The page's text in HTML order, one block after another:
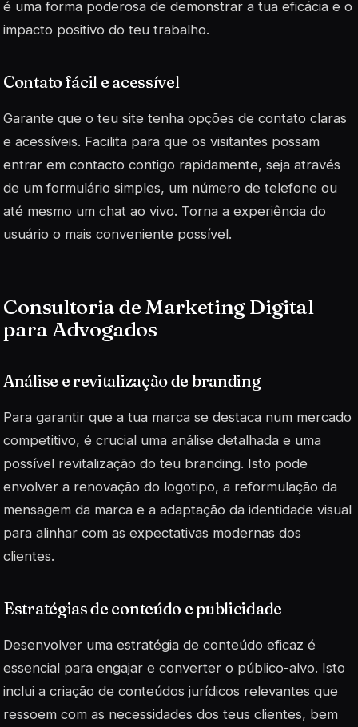
é uma forma poderosa de demonstrar a tua eficácia e o
impacto positivo do teu trabalho.
Contato fácil e acessível
Garante que o teu site tenha opções de contato claras
e acessíveis. Facilita para que os visitantes possam
entrar em contacto contigo rapidamente, seja através
de um formulário simples, um número de telefone ou
até mesmo um chat ao vivo. Torna a experiência do
usuário o mais conveniente possível.
Consultoria de Marketing Digital
para Advogados
Análise e revitalização de branding
Para garantir que a tua marca se destaca num mercado
competitivo, é crucial uma análise detalhada e uma
possível revitalização do teu branding. Isto pode
envolver a renovação do logotipo, a reformulação da
mensagem da marca e a adaptação da identidade visual
para alinhar com as expectativas modernas dos
clientes.
Estratégias de conteúdo e publicidade
Desenvolver uma estratégia de conteúdo eficaz é
essencial para engajar e converter o público-alvo. Isto
inclui a criação de conteúdos jurídicos relevantes que
ressoem com as necessidades dos teus clientes, bem